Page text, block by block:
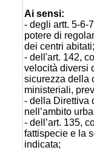
Ai sensi:
- degli artt. 5-6-
potere di
dei centri abitati;
- dell'art. 142,
velocità diversi
sicurezza della
ministeriali,
- della Direttiva
nell’ambito
- dell’art. 135,
fattispecie e la
indicata;